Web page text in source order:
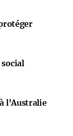
l’Australie